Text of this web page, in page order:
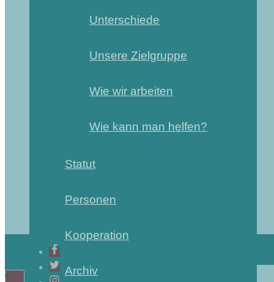
Unterschiede
Unsere Zielgruppe
Wie wir arbeiten
Wie kann man helfen?
Statut
Personen
Kooperation
Archiv
Navigations-